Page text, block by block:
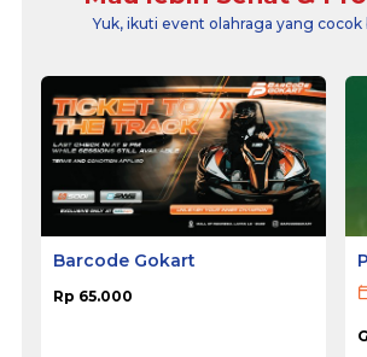
Yuk, ikuti event olahraga yang cocok
Barcode Gokart
Rp 65.000